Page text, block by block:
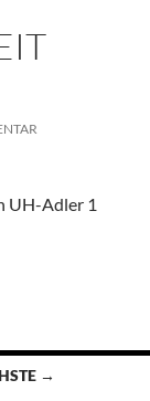
UH-Adler 1
→